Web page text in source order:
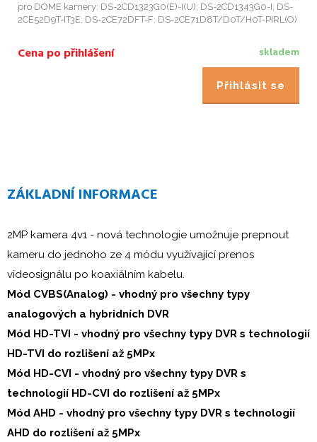
pro DOME kamery: DS-2CD1323G0(E)-I(U); DS-2CD1343G0-I; DS-
2CE52D9T-IT3E; DS-2CE72DFT-F; DS-2CE71D8T/D0T/H0T-PIRL(O)
skladem
Cena po přihlášení
Přihlásit se
ZÁKLADNÍ INFORMACE
2MP kamera 4v1 - nová technologie umožnuje prepnout
kameru do jednoho ze 4 módu využívající prenos
videosignálu po koaxiálním kabelu.
Mód CVBS(Analog) - vhodný pro všechny typy
analogových a hybridních DVR
Mód HD-TVI - vhodný pro všechny typy DVR s technologií
HD-TVI do rozlišení až 5MPx
Mód HD-CVI - vhodný pro všechny typy DVR s
technologií HD-CVI do rozlišení až 5MPx
Mód AHD - vhodný pro všechny typy DVR s technologií
AHD do rozlišení až 5MPx